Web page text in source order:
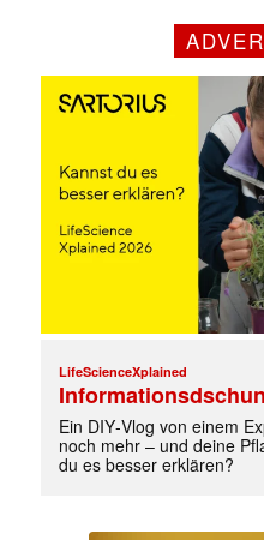
LifeScienceXplained
Ein DIY‑Vlog von einem
noch mehr – und deine
du es besser erklären?